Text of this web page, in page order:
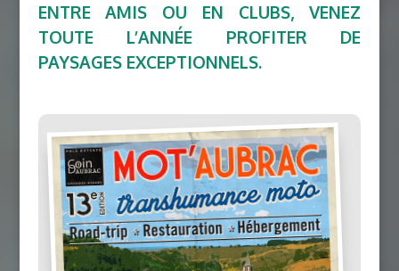
ENTRE AMIS OU EN CLUBS, VENEZ
TOUTE L’ANNÉE PROFITER DE
PAYSAGES EXCEPTIONNELS.